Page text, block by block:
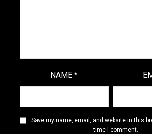
NAME*
Save my name, email, and website in this
time I comment.